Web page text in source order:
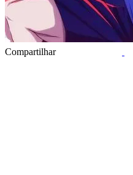
Compartilhar